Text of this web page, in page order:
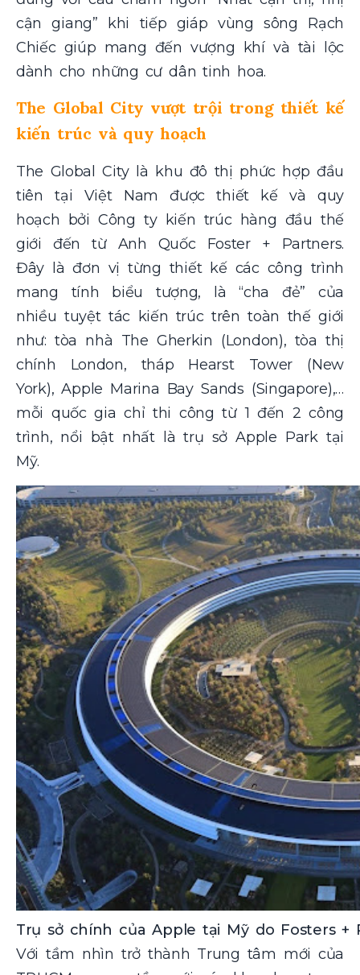
cận giang” khi tiếp giáp vùng sông Rạch
Chiếc giúp mang đến vượng khí và tài lộc
dành cho những cư dân tinh hoa.
The Global City vượt trội trong thiết kế
kiến trúc và quy hoạch
The Global City là khu đô thị phức hợp đầu
tiên tại Việt Nam được thiết kế và quy
hoạch bởi Công ty kiến trúc hàng đầu thế
giới đến từ Anh Quốc Foster + Partners.
Đây là đơn vị từng thiết kế các công trình
mang tính biểu tượng, là “cha đẻ” của
nhiều tuyệt tác kiến trúc trên toàn thế giới
như: tòa nhà The Gherkin (London), tòa thị
chính London, tháp Hearst Tower (New
York), Apple Marina Bay Sands (Singapore),…
mỗi quốc gia chỉ thi công từ 1 đến 2 công
trình, nổi bật nhất là trụ sở Apple Park tại
Mỹ.
Trụ sở chính của Apple tại Mỹ do Fosters
Với tầm nhìn trở thành Trung tâm mới của